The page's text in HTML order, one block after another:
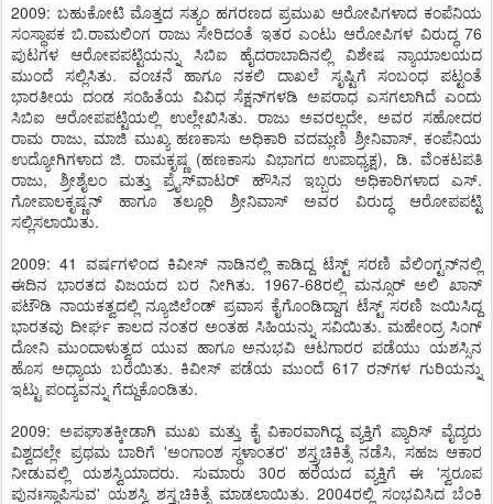
2009: ಬಹುಕೋಟಿ ಮೊತ್ತದ ಸತ್ಯಂ ಹಗರಣದ ಪ್ರಮುಖ ಆರೋಪಿಗಳಾದ ಕಂಪೆನಿಯ
ಸಂಸ್ಥಾಪಕ ಬಿ.ರಾಮಲಿಂಗ ರಾಜು ಸೇರಿದಂತೆ ಇತರ ಎಂಟು ಆರೋಪಿಗಳ ವಿರುದ್ಧ 76
ಪುಟಗಳ ಆರೋಪಪಟ್ಟಿಯನ್ನು ಸಿಬಿಐ ಹೈದರಾಬಾದಿನಲ್ಲಿ ವಿಶೇಷ ನ್ಯಾಯಾಲಯದ
ಮುಂದೆ ಸಲ್ಲಿಸಿತು. ವಂಚನೆ ಹಾಗೂ ನಕಲಿ ದಾಖಲೆ ಸೃಷ್ಟಿಗೆ ಸಂಬಂಧ ಪಟ್ಟಂತೆ
ಭಾರತೀಯ ದಂಡ ಸಂಹಿತೆಯ ವಿವಿಧ ಸೆಕ್ಷನ್‌ಗಳಡಿ ಅಪರಾಧ ಎಸಗಲಾಗಿದೆ ಎಂದು
ಸಿಬಿಐ ಆರೋಪಪಟ್ಟಿಯಲ್ಲಿ ಉಲ್ಲೇಖಿಸಿತು. ರಾಜು ಅವರಲ್ಲದೇ, ಅವರ ಸಹೋದರ
ರಾಮ ರಾಜು, ಮಾಜಿ ಮುಖ್ಯ ಹಣಕಾಸು ಅಧಿಕಾರಿ ವದಮ್ಲಣಿ ಶ್ರೀನಿವಾಸ್, ಕಂಪೆನಿಯ
ಉದ್ಯೋಗಿಗಳಾದ ಜಿ. ರಾಮಕೃಷ್ಣ (ಹಣಕಾಸು ವಿಭಾಗದ ಉಪಾಧ್ಯಕ್ಷ), ಡಿ. ವೆಂಕಟಪತಿ
ರಾಜು, ಶ್ರೀಶೈಲಂ ಮತ್ತು ಪ್ರೈಸ್‌ವಾಟರ್ ಹೌಸಿನ ಇಬ್ಬರು ಅಧಿಕಾರಿಗಳಾದ ಎಸ್.
ಗೋಪಾಲಕೃಷ್ಣನ್ ಹಾಗೂ ತಲ್ಲೂರಿ ಶ್ರೀನಿವಾಸ್ ಅವರ ವಿರುದ್ಧ ಆರೋಪಪಟ್ಟಿ
ಸಲ್ಲಿಸಲಾಯಿತು.
2009: 41 ವರ್ಷಗಳಿಂದ ಕಿವೀಸ್ ನಾಡಿನಲ್ಲಿ ಕಾಡಿದ್ದ ಟೆಸ್ಟ್ ಸರಣಿ ವೆಲಿಂಗ್ಟನ್‌ನಲ್ಲಿ
ಈದಿನ ಭಾರತದ ವಿಜಯದ ಬರ ನೀಗಿತು. 1967-68ರಲ್ಲಿ ಮನ್ಸೂರ್ ಅಲಿ ಖಾನ್
ಪಟೌಡಿ ನಾಯಕತ್ವದಲ್ಲಿ ನ್ಯೂಜಿಲೆಂಡ್ ಪ್ರವಾಸ ಕೈಗೊಂಡಿದ್ದಾಗ ಟೆಸ್ಟ್ ಸರಣಿ ಜಯಿಸಿದ್ದ
ಭಾರತವು ದೀರ್ಘ ಕಾಲದ ನಂತರ ಅಂತಹ ಸಿಹಿಯನ್ನು ಸವಿಯಿತು. ಮಹೇಂದ್ರ ಸಿಂಗ್
ದೋನಿ ಮುಂದಾಳುತ್ವದ ಯುವ ಹಾಗೂ ಅನುಭವಿ ಆಟಗಾರರ ಪಡೆಯು ಯಶಸ್ಸಿನ
ಹೊಸ ಅಧ್ಯಾಯ ಬರೆಯಿತು. ಕಿವೀಸ್ ಪಡೆಯ ಮುಂದೆ 617 ರನ್‌ಗಳ ಗುರಿಯನ್ನು
ಇಟ್ಟು ಪಂದ್ಯವನ್ನು ಗೆದ್ದುಕೊಂಡಿತು.
2009: ಅಪಘಾತಕ್ಕೀಡಾಗಿ ಮುಖ ಮತ್ತು ಕೈ ವಿಕಾರವಾಗಿದ್ದ ವ್ಯಕ್ತಿಗೆ ಪ್ಯಾರಿಸ್ ವೈದ್ಯರು
ವಿಶ್ವದಲ್ಲೇ ಪ್ರಥಮ ಬಾರಿಗೆ 'ಅಂಗಾಂಶ ಸ್ಥಳಾಂತರ' ಶಸ್ತ್ರಚಿಕಿತ್ಸೆ ನಡೆಸಿ, ಸಹಜ ಆಕಾರ
ನೀಡುವಲ್ಲಿ ಯಶಸ್ವಿಯಾದರು. ಸುಮಾರು 30ರ ಹರೆಯದ ವ್ಯಕ್ತಿಗೆ ಈ 'ಸ್ವರೂಪ
ಪುನಃಸ್ಥಾಪಿಸುವ' ಯಶಸ್ವಿ ಶಸ್ತ್ರಚಿಕಿತ್ಸೆ ಮಾಡಲಾಯಿತು. 2004ರಲ್ಲಿ ಸಂಭವಿಸಿದ ಬೆಂಕಿ